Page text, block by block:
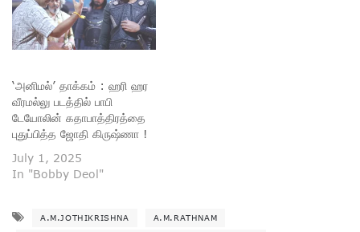
‘அனிமல்’ தாக்கம் : ஹரி ஹர
வீரமல்லு படத்தில் பாபி
டேயோலின் கதாபாத்திரத்தை
புதுப்பித்த ஜோதி கிருஷ்ணா !
July 1, 2025
In "Bobby Deol"
A.M.JOTHIKRISHNA A.M.RATHNAM